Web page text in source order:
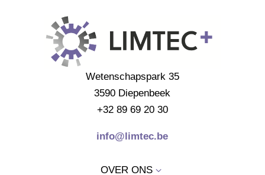
Wetenschapspark 35
3590 Diepenbeek
+32 89 69 20 30
info@limtec.be
OVER ONS 3